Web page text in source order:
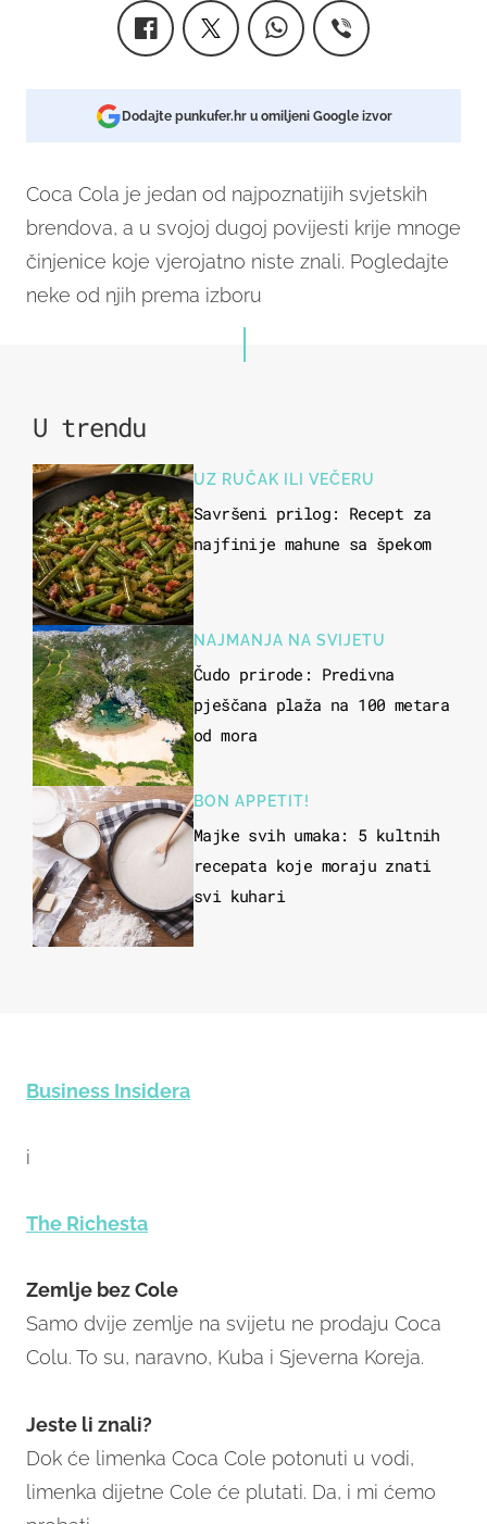
Dodajte punkufer.hr u omiljeni Google izvor
Coca Cola je jedan od najpoznatijih svjetskih
brendova, a u svojoj dugoj povijesti krije mnoge
činjenice koje vjerojatno niste znali. Pogledajte
neke od njih prema izboru
U trendu
UZ RUČAK ILI VEČERU
Savršeni prilog: Recept za
najfinije mahune sa špekom
NAJMANJA NA SVIJETU
Čudo prirode: Predivna
pješčana plaža na 100 metara
od mora
BON APPETIT!
Majke svih umaka: 5 kultnih
recepata koje moraju znati
svi kuhari
Business Insidera
i
The Richesta
Zemlje bez Cole
Samo dvije zemlje na svijetu ne prodaju Coca
Colu. To su, naravno, Kuba i Sjeverna Koreja.
Jeste li znali?
Dok će limenka Coca Cole potonuti u vodi,
limenka dijetne Cole će plutati. Da, i mi ćemo